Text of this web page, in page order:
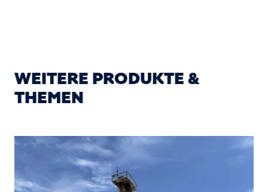
WEITERE PRODUKTE &
THEMEN